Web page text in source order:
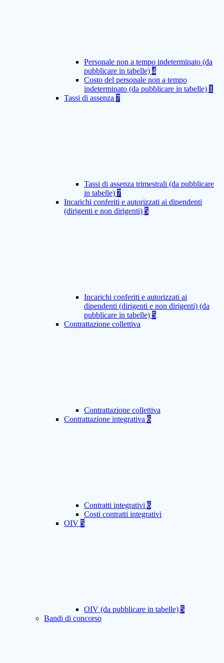
Personale non a tempo indeterminato (da
pubblicare in tabelle) 4
Costo del personale non a tempo
indeterminato (da pubblicare in tabelle) 1
Tassi di assenza 7
Tassi di assenza trimestrali (da pubblicare
in tabelle) 7
Incarichi conferiti e autorizzati ai dipendenti
(dirigenti e non dirigenti) 5
Incarichi conferiti e autorizzati ai
dipendenti (dirigenti e non dirigenti) (da
pubblicare in tabelle) 5
Contrattazione collettiva
Contrattazione collettiva
Contrattazione integrativa 6
Contratti integrativi 6
Costi contratti integrativi
OIV 5
OIV (da pubblicare in tabelle) 5
Bandi di concorso